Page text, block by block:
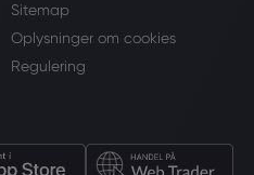
Sitemap
Oplysninger om cookies
Regulering